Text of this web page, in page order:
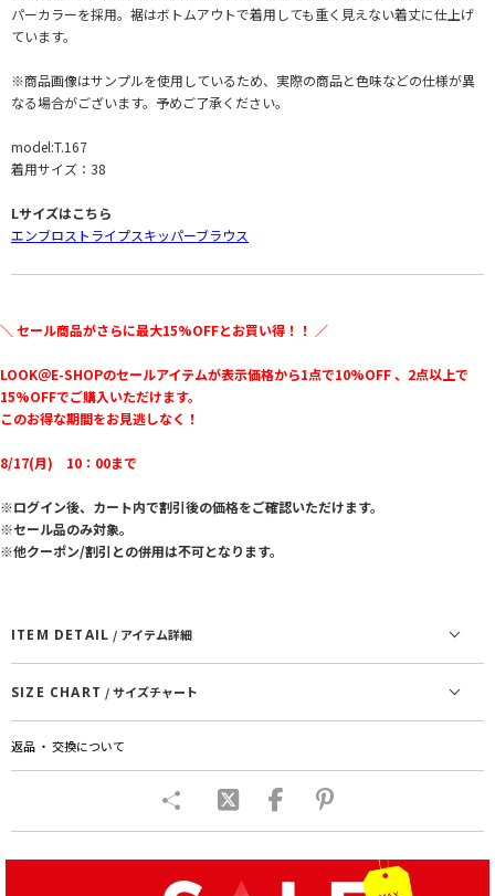
パーカラーを採用。裾はボトムアウトで着用しても重く見えない着丈に仕上げ
ています。
※商品画像はサンプルを使用しているため、実際の商品と色味などの仕様が異
なる場合がございます。予めご了承ください。
model:T.167
着用サイズ：38
Lサイズはこちら
エンブロストライプスキッパーブラウス
＼ セール商品がさらに最大15%OFFとお買い得！！ ／
LOOK＠E-SHOPのセールアイテムが表示価格から1点で10%OFF 、2点以上で
15%OFFでご購入いただけます。
このお得な期間をお見逃しなく！
8/17(月) 10：00まで
※ログイン後、カート内で割引後の価格をご確認いただけます。
※セール品のみ対象。
※他クーポン/割引との併用は不可となります。
ITEM DETAIL / アイテム詳細
SIZE CHART / サイズチャート
返品 ・ 交換について